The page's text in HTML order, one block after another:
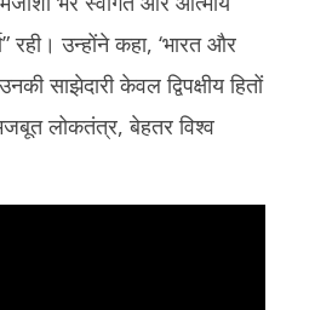
रही। उन्होंने कहा, ‘भारत और
साझेदारी केवल द्विपक्षीय हितों
लोकतंत्र, बेहतर विश्व